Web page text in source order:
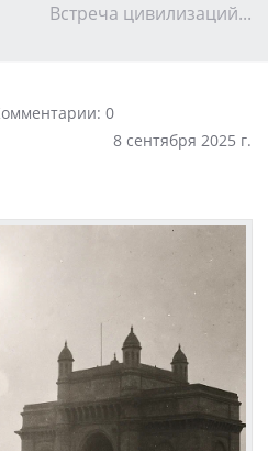
Встреча цивилизаций...
0
8 сентября 2025 г.